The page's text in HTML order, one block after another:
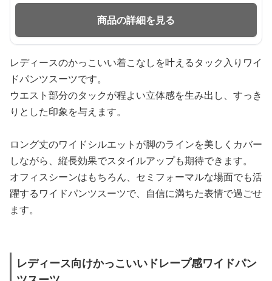
商品の詳細を見る
レディースのかっこいい着こなしを叶えるタック入りワイ
ドパンツスーツです。
ウエスト部分のタックが程よい立体感を生み出し、すっき
りとした印象を与えます。
ロング丈のワイドシルエットが脚のラインを美しくカバー
しながら、縦長効果でスタイルアップも期待できます。
オフィスシーンはもちろん、セミフォーマルな場面でも活
躍するワイドパンツスーツで、自信に満ちた表情で過ごせ
ます。
レディース向けかっこいいドレープ感ワイドパン